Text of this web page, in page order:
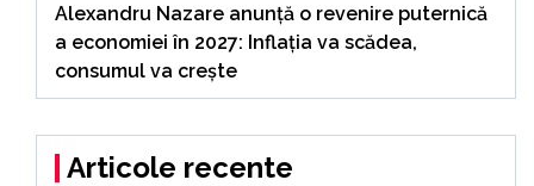
Alexandru Nazare anunță o revenire puternică
a economiei în 2027: Inflația va scădea,
consumul va crește
Articole recente